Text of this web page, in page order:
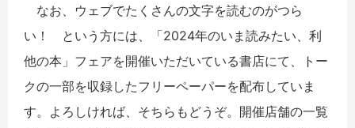
なお、ウェブでたくさんの文字を読むのがつら
い！ という方には、「2024年のいま読みたい、利
他の本」フェアを開催いただいている書店にて、トー
クの一部を収録したフリーペーパーを配布していま
す。よろしければ、そちらもどうぞ。開催店舗の一覧